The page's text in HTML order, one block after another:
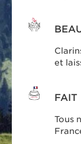
et
FAIT
Tous